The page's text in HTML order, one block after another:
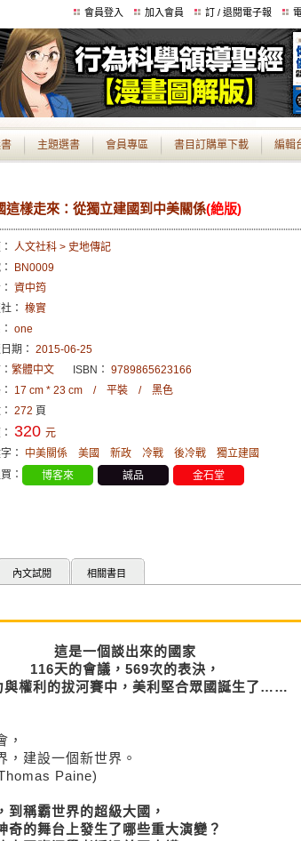
會員登入 加入會員 訂 / 退閱電子報
主題選書 會員專區 書目訂購單下載 編輯
這樣走來：從獨立建國到中美關係(絶版)
人文社科 > 史地傳記
BN0009
資中筠
： 橡實
one
期： 2015-06-25
繁體中文 ISBN： 9789865623166
17 cm * 23 cm / 平裝 / 黑色
272 頁
320 元
： 中美關係 美國 新政 冷戰 後冷戰
獨立建國
：
博客來 誠品 金石堂
內文試閱 相關書目
這是一個談出來的國家
116天的會議， 569次的表決，
與權利的拔河賽中，美利堅合眾國誕生了……
，
，建設一個新世界。
Paine)
到稱霸世界的超級大國，
奇的舞台上發生了哪些重大演變？